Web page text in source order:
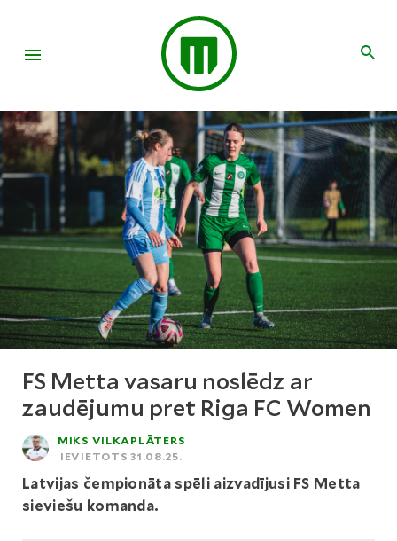
FS Metta vasaru noslēdz ar
zaudējumu pret Riga FC Women
MIKS VILKAPLĀTERS
IEVIETOTS 31.08.25.
Latvijas čempionāta spēli aizvadījusi FS Metta
sieviešu komanda.